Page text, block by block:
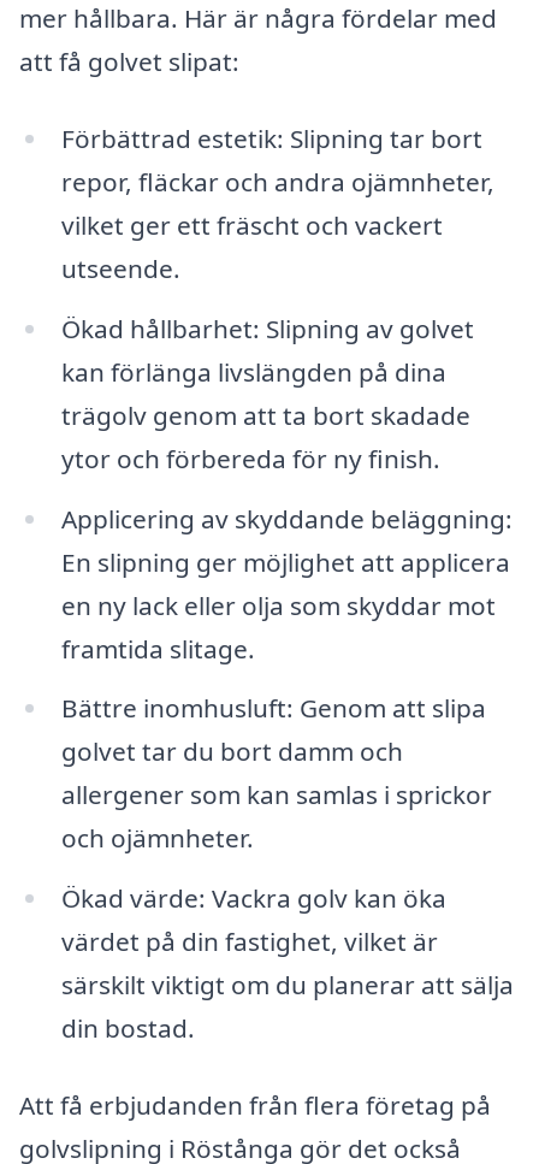
mer hållbara. Här är några fördelar med
att få golvet slipat:
Förbättrad estetik: Slipning tar bort
repor, fläckar och andra ojämnheter,
vilket ger ett fräscht och vackert
utseende.
Ökad hållbarhet: Slipning av golvet
kan förlänga livslängden på dina
trägolv genom att ta bort skadade
ytor och förbereda för ny finish.
Applicering av skyddande beläggning:
En slipning ger möjlighet att applicera
en ny lack eller olja som skyddar mot
framtida slitage.
Bättre inomhusluft: Genom att slipa
golvet tar du bort damm och
allergener som kan samlas i sprickor
och ojämnheter.
Ökad värde: Vackra golv kan öka
värdet på din fastighet, vilket är
särskilt viktigt om du planerar att sälja
din bostad.
Att få erbjudanden från flera företag på
golvslipning i Röstånga gör det också